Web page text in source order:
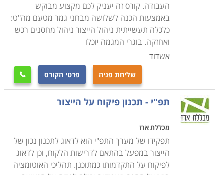
העבודה. קורס זה יעניק לכם מקצוע מבוקש
באמצעות הכנה לשלושה מבחני גמר מטעם מה"ט:
כלכלה תעשייתית ניהול הייצור ניהול מחסנים רכש
ואחזקה. בוגרי המגמה יוכלו
אשדוד
שליחת פניה פרטי הקורס 
תפ"י - תכנון פיקוח על הייצור
מכללת ארז
תפקידו של מערך התפ"י הוא לדאוג לתכנון נכון של
הייצור במפעל בהתאם לדרישות הלקוח, וכן לדאוג
לפיקוח על התקדמותו כמתוכנן. תהליכי האוטומציה